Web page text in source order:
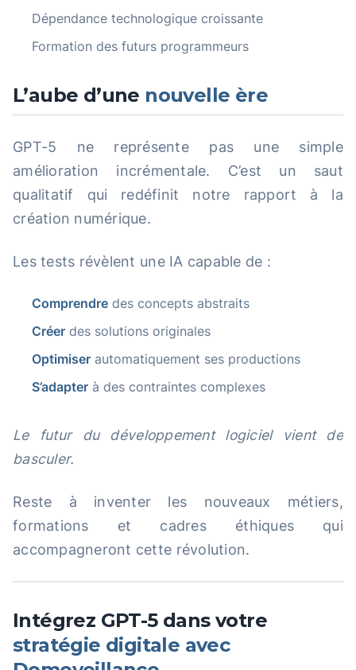
Dépendance technologique croissante
Formation des futurs programmeurs
L’aube d’une nouvelle ère
GPT-5 ne représente pas une simple
amélioration incrémentale. C’est un saut
qualitatif qui redéfinit notre rapport à la
création numérique.
Les tests révèlent une IA capable de :
Comprendre des concepts abstraits
Créer des solutions originales
Optimiser automatiquement ses productions
S’adapter à des contraintes complexes
Le futur du développement logiciel vient de
basculer.
Reste à inventer les nouveaux métiers,
formations et cadres éthiques qui
accompagneront cette révolution.
Intégrez GPT-5 dans votre
stratégie digitale avec